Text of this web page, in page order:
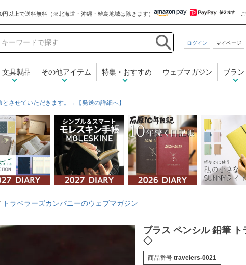
文具
ログイン マイページ
文具製品 その他アイテム 特集・おすすめ ウェブマガジン ブラン
とさせていただきます。→【発送の詳細へ】
トラベラーズカンパニーのウェブマガジン
ブラス ペンシル 鉛筆
◇
商品番号 travelers-0021